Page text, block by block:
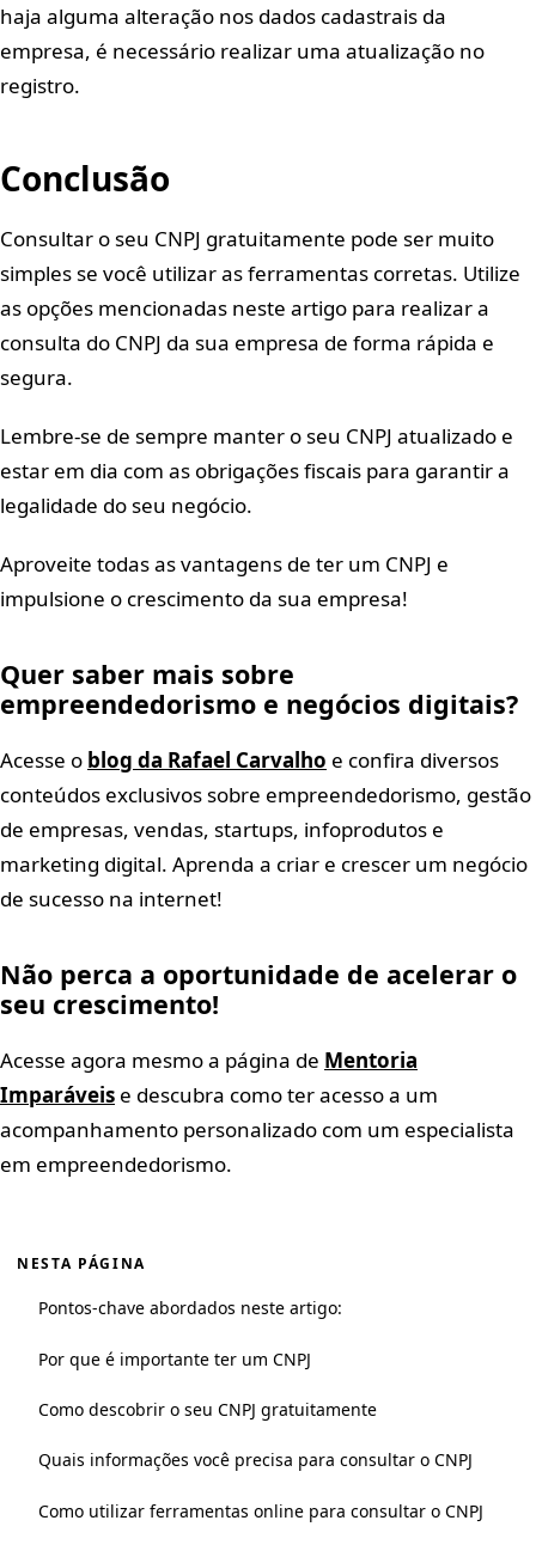
haja alguma alteração nos dados cadastrais da
empresa, é necessário realizar uma atualização no
registro.
Conclusão
Consultar o seu CNPJ gratuitamente pode ser muito
simples se você utilizar as ferramentas corretas. Utilize
as opções mencionadas neste artigo para realizar a
consulta do CNPJ da sua empresa de forma rápida e
segura.
Lembre-se de sempre manter o seu CNPJ atualizado e
estar em dia com as obrigações fiscais para garantir a
legalidade do seu negócio.
Aproveite todas as vantagens de ter um CNPJ e
impulsione o crescimento da sua empresa!
Quer saber mais sobre
empreendedorismo e negócios digitais?
Acesse o blog da Rafael Carvalho e confira diversos
conteúdos exclusivos sobre empreendedorismo, gestão
de empresas, vendas, startups, infoprodutos e
marketing digital. Aprenda a criar e crescer um negócio
de sucesso na internet!
Não perca a oportunidade de acelerar o
seu crescimento!
Acesse agora mesmo a página de Mentoria
Imparáveis e descubra como ter acesso a um
acompanhamento personalizado com um especialista
em empreendedorismo.
NESTA PÁGINA
Pontos-chave abordados neste artigo:
Por que é importante ter um CNPJ
Como descobrir o seu CNPJ gratuitamente
Quais informações você precisa para consultar o CNPJ
Como utilizar ferramentas online para consultar o CNPJ